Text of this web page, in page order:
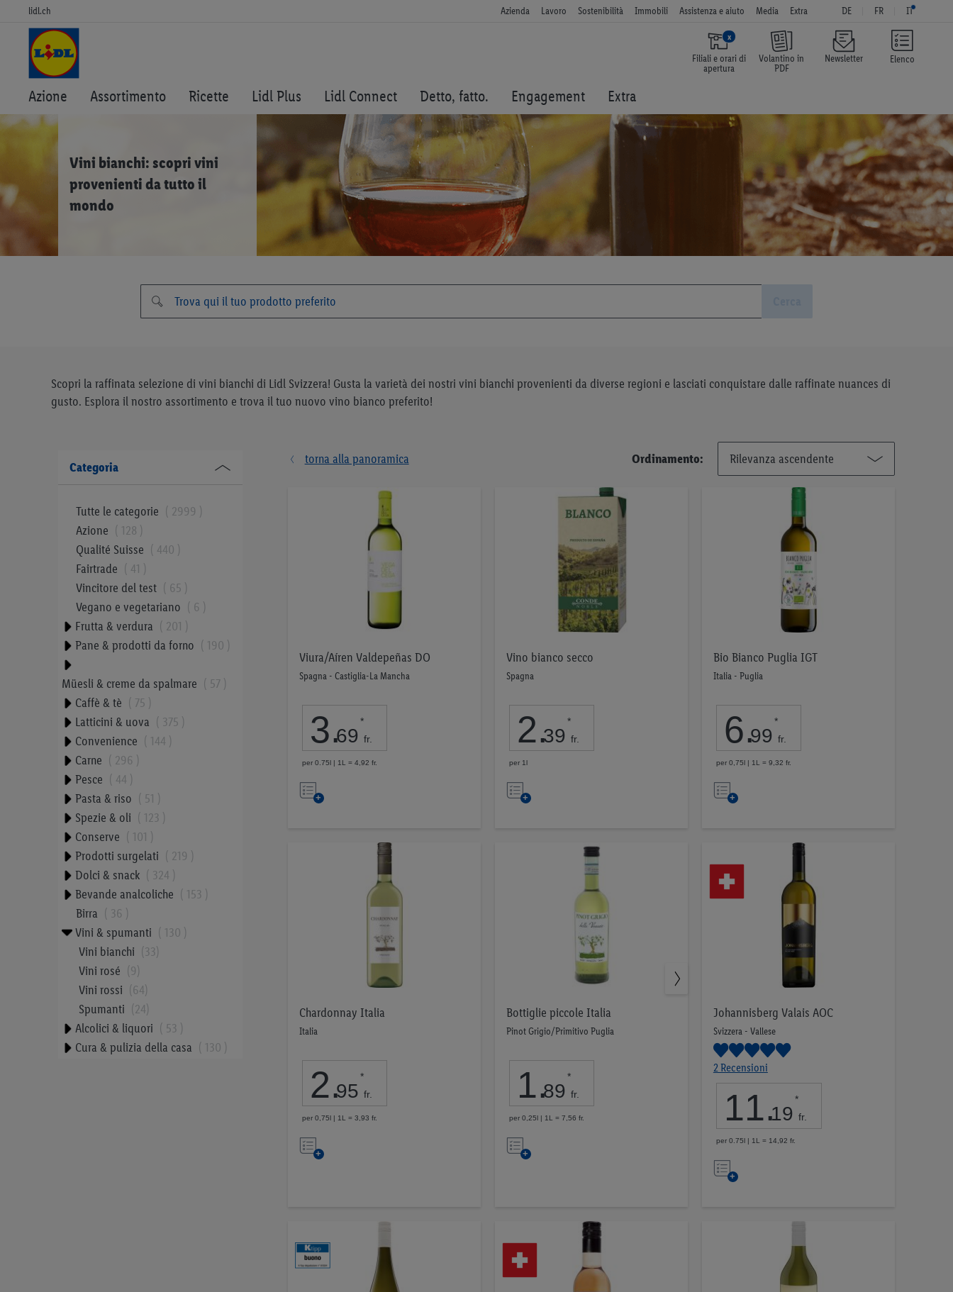
Elenco
lidl.ch Azienda Lavoro Sostenibilità Immobili Assistenza e aiuto Media Extra DE FR IT
x
Filiali e orari di
apertura
Volantino in
PDF
Newsletter
Azione Assortimento Ricette Lidl Plus Lidl Connect Detto, fatto. Engagement Extra
Vini bianchi: scopri vini
provenienti da tutto il
mondo
Scopri la raffinata selezione di vini bianchi di Lidl Svizzera! Gusta la varietà dei nostri vini bianchi provenienti da diverse regioni e lasciati conquistare dalle raffinate nuances di
gusto. Esplora il nostro assortimento e trova il tuo nuovo vino bianco preferito!
torna alla panoramica Ordinamento:
Viura/Aíren Valdepeñas DO
Spagna - Castiglia-La Mancha
3.69
*
fr.
per 0.75l | 1L = 4,92 fr.
Nell’elenco
Vino bianco secco
Spagna
2.39
*
fr.
per 1l
Nell’elenco
Bio Bianco Puglia IGT
Italia - Puglia
6.99
*
fr.
per 0,75l | 1L = 9,32 fr.
Nell’elenco
Chardonnay Italia
Italia
2.95
*
fr.
per 0,75l | 1L = 3,93 fr.
Nell’elenco
Bottiglie piccole Italia
Pinot Grigio/Primitivo Puglia
1.89
*
fr.
per 0,25l | 1L = 7,56 fr.
Nell’elenco
Johannisberg Valais AOC
Svizzera - Vallese
2 Recensioni
11.19
*
fr.
per 0.75l | 1L = 14,92 fr.
Nell’elenco
Categoria
Tutte le categorie
2999
Azione
128
Qualité Suisse
440
Fairtrade
41
Vincitore del test
65
Vegano e vegetariano
6
Frutta & verdura
201
Pane & prodotti da forno
190
Müesli & creme da spalmare
57
Caffè & tè
75
Latticini & uova
375
Convenience
144
Carne
296
Pesce
44
Pasta & riso
51
Spezie & oli
123
Conserve
101
Prodotti surgelati
219
Dolci & snack
324
Bevande analcoliche
153
Birra
36
Vini & spumanti
130
Vini bianchi
33
Vini rosé
9
Vini rossi
64
Spumanti
24
Alcolici & liquori
53
Cura & pulizia della casa
130